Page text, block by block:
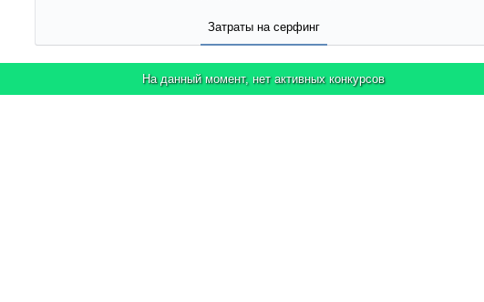
Затраты на серфинг
На данный момент, нет активных конкурсов